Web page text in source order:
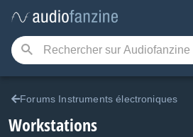
Forums Instruments électroniques
Workstations